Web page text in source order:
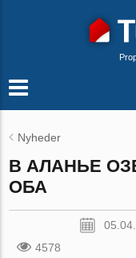
Nyheder
В АЛАНЬЕ
ОБА
4578